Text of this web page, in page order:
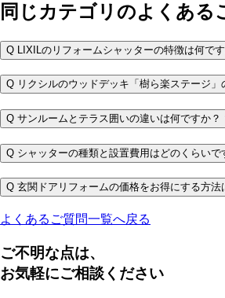
同じカテゴリのよくある
Q LIXILのリフォームシャッターの特徴は何です
Q リクシルのウッドデッキ「樹ら楽ステージ」
Q サンルームとテラス囲いの違いは何ですか？
Q シャッターの種類と設置費用はどのくらいで
Q 玄関ドアリフォームの価格をお得にする方法
よくあるご質問一覧へ戻る
ご不明な点は、
お気軽にご相談ください